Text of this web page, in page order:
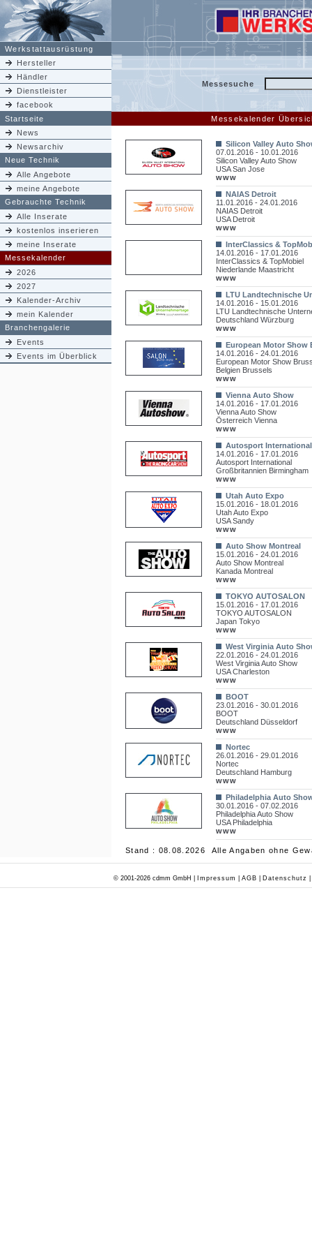
Werkstattausrüstung
Hersteller
Händler
Dienstleister
facebook
Messesuche
Startseite
Messekalender
News
Newsarchiv
Neue Technik
Alle Angebote
meine Angebote
Gebrauchte Technik
Alle Inserate
kostenlos inserieren
meine Inserate
Messekalender
2026
2027
Kalender-Archiv
mein Kalender
Branchengalerie
Events
Events im Überblick
Silicon Valley Auto
07.01.2016 - 10.01.2016
Silicon Valley Auto Show
USA San Jose
www
NAIAS Detroit
11.01.2016 - 24.01.2016
NAIAS Detroit
USA Detroit
www
InterClassics &
14.01.2016 - 17.01.2016
InterClassics & TopMobiel
Niederlande Maastricht
www
LTU Landtechnische
14.01.2016 - 15.01.2016
LTU Landtechnische
Deutschland Würzburg
www
European Motor Show
14.01.2016 - 24.01.2016
European Motor Show
Belgien Brussels
www
Vienna Auto Show
14.01.2016 - 17.01.2016
Vienna Auto Show
Österreich Vienna
www
Autosport International
14.01.2016 - 17.01.2016
Autosport International
Großbritannien Birmingham
www
Utah Auto Expo
15.01.2016 - 18.01.2016
Utah Auto Expo
USA Sandy
www
Auto Show Montreal
15.01.2016 - 24.01.2016
Auto Show Montreal
Kanada Montreal
www
TOKYO AUTOSALON
15.01.2016 - 17.01.2016
TOKYO AUTOSALON
Japan Tokyo
www
West Virginia Auto
22.01.2016 - 24.01.2016
West Virginia Auto Show
USA Charleston
www
BOOT
23.01.2016 - 30.01.2016
BOOT
Deutschland Düsseldorf
www
Nortec
26.01.2016 - 29.01.2016
Nortec
Deutschland Hamburg
www
Philadelphia Auto
30.01.2016 - 07.02.2016
Philadelphia Auto Show
USA Philadelphia
www
Stand : 08.08.2026 Alle Angaben ohne
© 2001-2026 cdmm GmbH | Impressum AGB Datenschutz